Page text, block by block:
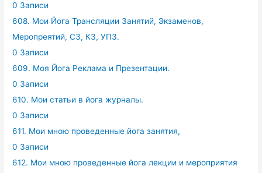
0 Записи
608. Мои Йога Трансляции Занятий, Экзаменов,
Меропреятий, СЗ, КЗ, УПЗ.
0 Записи
609. Моя Йога Реклама и Презентации.
0 Записи
610. Мои статьи в йога журналы.
0 Записи
611. Мои мною проведенные йога занятия,
0 Записи
612. Мои мною проведенные йога лекции и мероприятия